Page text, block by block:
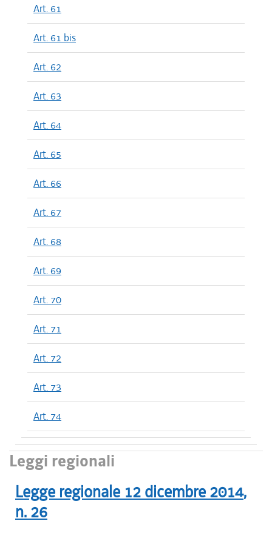
Art. 61
Art. 61 bis
Art. 62
Art. 63
Art. 64
Art. 65
Art. 66
Art. 67
Art. 68
Art. 69
Art. 70
Art. 71
Art. 72
Art. 73
Art. 74
Leggi regionali
Legge regionale 12 dicembre 2014,
n. 26